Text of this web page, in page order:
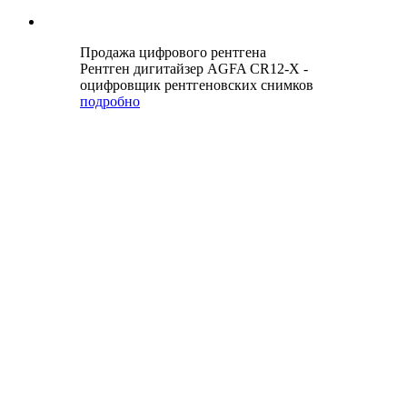
Продажа цифрового рентгена
Рентген дигитайзер AGFA CR12-X -
оцифровщик рентгеновских снимков
подробно